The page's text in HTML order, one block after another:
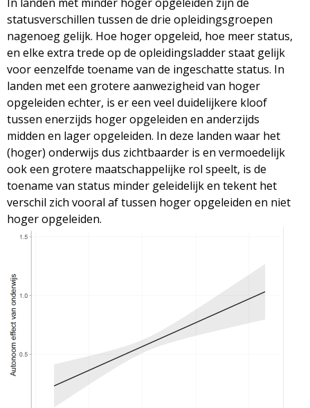
statusverschillen tussen de drie opleidingsgroepen
nagenoeg gelijk. Hoe hoger opgeleid, hoe meer status,
en elke extra trede op de opleidingsladder staat gelijk
voor eenzelfde toename van de ingeschatte status. In
landen met een grotere aanwezigheid van hoger
opgeleiden echter, is er een veel duidelijkere kloof
tussen enerzijds hoger opgeleiden en anderzijds
midden en lager opgeleiden. In deze landen waar het
(hoger) onderwijs dus zichtbaarder is en vermoedelijk
ook een grotere maatschappelijke rol speelt, is de
toename van status minder geleidelijk en tekent het
verschil zich vooral af tussen hoger opgeleiden en niet
hoger opgeleiden.